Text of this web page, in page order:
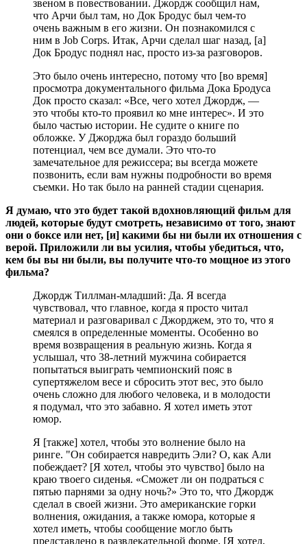
звеном в повествовании. Джордж сообщил нам,
что Арчи был там, но Док Бродус был чем-то
очень важным в его жизни. Он познакомился с
ним в Job Corps. Итак, Арчи сделал шаг назад, [а]
Док Бродус поднял нас, просто из-за разговоров.
Это было очень интересно, потому что [во время]
просмотра документального фильма Дока Бродуса
Док просто сказал: «Все, чего хотел Джордж, —
это чтобы кто-то проявил ко мне интерес». И это
было частью истории. Не судите о книге по
обложке. У Джорджа был гораздо больший
потенциал, чем все думали. Это что-то
замечательное для режиссера; вы всегда можете
позвонить, если вам нужны подробности во время
съемки. Но так было на ранней стадии сценария.
Я думаю, что это будет такой вдохновляющий фильм для
людей, которые будут смотреть, независимо от того, знают
они о боксе или нет, [и] какими бы ни были их отношения с
верой. Приложили ли вы усилия, чтобы убедиться, что,
кем бы вы ни были, вы получите что-то мощное из этого
фильма?
Джордж Тиллман-младший: Да. Я всегда
чувствовал, что главное, когда я просто читал
материал и разговаривал с Джорджем, это то, что я
смеялся в определенные моменты. Особенно во
время возвращения в реальную жизнь. Когда я
услышал, что 38-летний мужчина собирается
попытаться выиграть чемпионский пояс в
супертяжелом весе и сбросить этот вес, это было
очень сложно для любого человека, и в молодости
я подумал, что это забавно. Я хотел иметь этот
юмор.
Я [также] хотел, чтобы это волнение было на
ринге. "Он собирается навредить Эли? О, как Али
побеждает? [Я хотел, чтобы это чувство] было на
краю твоего сиденья. «Сможет ли он подраться с
пятью парнями за одну ночь?» Это то, что Джордж
сделал в своей жизни. Это американские горки
волнения, ожидания, а также юмора, которые я
хотел иметь, чтобы сообщение могло быть
представлено в развлекательной форме. [Я хотел,